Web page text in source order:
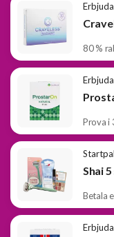
80 %
Prova i
Shai
Betala